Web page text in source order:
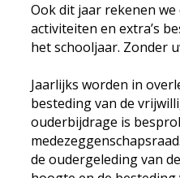
Ook dit jaar rekenen
activiteiten en extra’s
het schooljaar. Zonder
Jaarlijks worden in
besteding van de
ouderbijdrage is
de oudergeleding van